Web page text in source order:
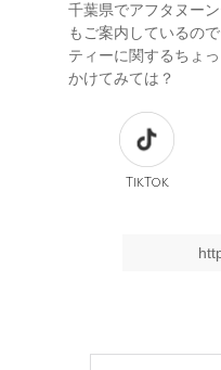
千葉県でアフタヌー
もご案内しているの
ティーに関するちょ
かけてみては？
TikTok